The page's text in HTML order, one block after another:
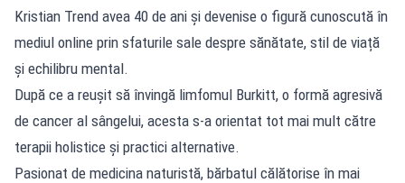
Kristian Trend avea 40 de ani și devenise o figură cunoscută în
mediul online prin sfaturile sale despre sănătate, stil de viață
și echilibru mental.
După ce a reușit să învingă limfomul Burkitt, o formă agresivă
de cancer al sângelui, acesta s-a orientat tot mai mult către
terapii holistice și practici alternative.
Pasionat de medicina naturistă, bărbatul călătorise în mai